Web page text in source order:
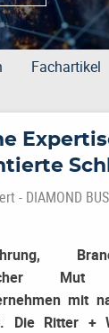
Fachartikel
- DIAMOND
Mut
mit
Die Ritter +